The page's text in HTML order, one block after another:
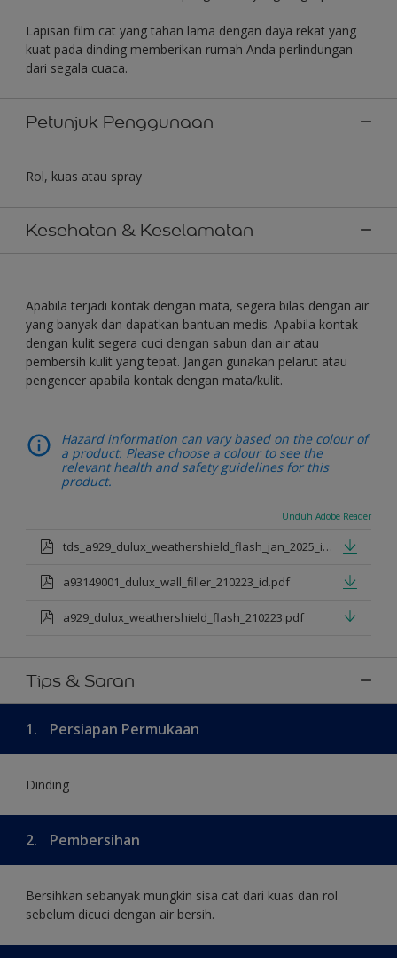
Lapisan film cat yang tahan lama dengan daya rekat yang
kuat pada dinding memberikan rumah Anda perlindungan
dari segala cuaca.
Petunjuk Penggunaan
Rol, kuas atau spray
Kesehatan & Keselamatan
Apabila terjadi kontak dengan mata, segera bilas dengan air
yang banyak dan dapatkan bantuan medis. Apabila kontak
dengan kulit segera cuci dengan sabun dan air atau
pembersih kulit yang tepat. Jangan gunakan pelarut atau
pengencer apabila kontak dengan mata/kulit.
Hazard information can vary based on the colour of
a product. Please choose a colour to see the
relevant health and safety guidelines for this
product.
Unduh Adobe Reader
tds_a929_dulux_weathershield_flash_jan_2025_id.pdf
a93149001_dulux_wall_filler_210223_id.pdf
a929_dulux_weathershield_flash_210223.pdf
Tips & Saran
1. Persiapan Permukaan
Dinding
2. Pembersihan
Bersihkan sebanyak mungkin sisa cat dari kuas dan rol
sebelum dicuci dengan air bersih.